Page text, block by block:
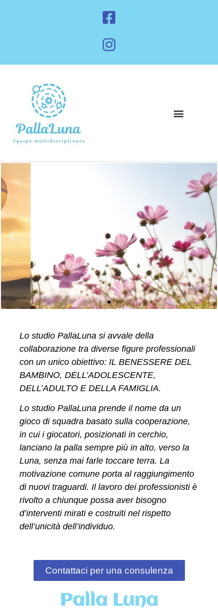
Interventi in analisi
del comportamento
ABA
Lo studio PallaLuna si avvale della
collaborazione tra diverse figure professionali
con un unico obiettivo: IL BENESSERE DEL
BAMBINO, DELL’ADOLESCENTE,
DELL’ADULTO E DELLA FAMIGLIA.
Lo studio PallaLuna prende il nome da un
gioco di squadra basato sulla cooperazione,
in cui i giocatori, posizionati in cerchio,
lanciano la palla sempre più in alto, verso la
Luna, senza mai farle toccare terra. La
motivazione comune porta al raggiungimento
di nuovi traguardi. Il lavoro dei professionisti è
rivolto a chiunque possa aver bisogno
d’interventi mirati e costruiti nel rispetto
dell’unicità dell’individuo.
Contattaci per una consulenza
Palla Luna